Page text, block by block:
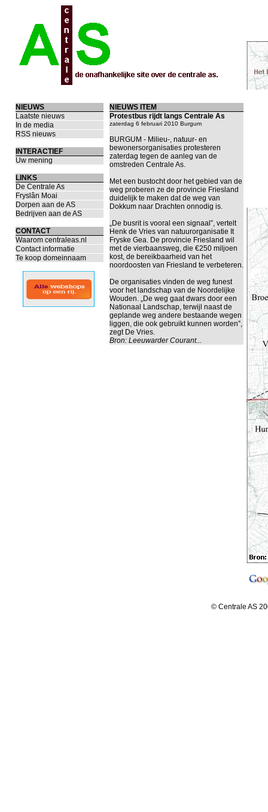
NIEUWS
Laatste nieuws
In de media
RSS nieuws
INTERACTIEF
Uw mening
LINKS
De Centrale As
Fryslân Moai
Dorpen aan de AS
Bedrijven aan de AS
CONTACT
Waarom centraleas.nl
Contact informatie
Te koop domeinnaam
NIEUWS ITEM
Protestbus rijdt langs Centrale As
zaterdag 6 februari 2010 Burgum
BURGUM - Milieu-, natuur- en
bewonersorganisaties protesteren
zaterdag tegen de aanleg van de
omstreden Centrale As.
Met een bustocht door het gebied van de
weg proberen ze de provincie Friesland
duidelijk te maken dat de weg van
Dokkum naar Drachten onnodig is.
„De busrit is vooral een signaal”, vertelt
Henk de Vries van natuurorganisatie It
Fryske Gea. De provincie Friesland wil
met de vierbaansweg, die €250 miljoen
kost, de bereikbaarheid van het
noordoosten van Friesland te verbeteren.
De organisaties vinden de weg funest
voor het landschap van de Noordelijke
Wouden. „De weg gaat dwars door een
Nationaal Landschap, terwijl naast de
geplande weg andere bestaande wegen
liggen, die ook gebruikt kunnen worden”,
zegt De Vries.
Bron: Leeuwarder Courant...
© Centrale AS